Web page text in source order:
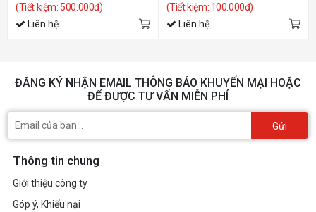
(Tiết kiệm: 500.000đ)
Liên hệ
(Tiết kiệm: 100.000đ)
Liên hệ
ĐĂNG KÝ NHẬN EMAIL THÔNG BÁO KHUYẾN MẠI HOẶC
ĐỂ ĐƯỢC TƯ VẤN MIỄN PHÍ
Gửi
Thông tin chung
Giới thiệu công ty
Góp ý, Khiếu nại